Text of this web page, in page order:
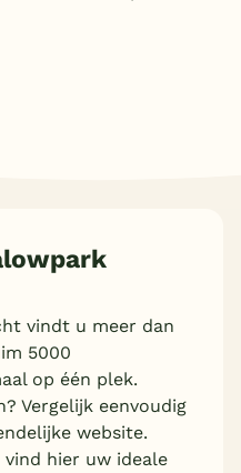
vindt u meer dan
5000
op één plek.
Vergelijk eenvoudig
website.
hier uw ideale